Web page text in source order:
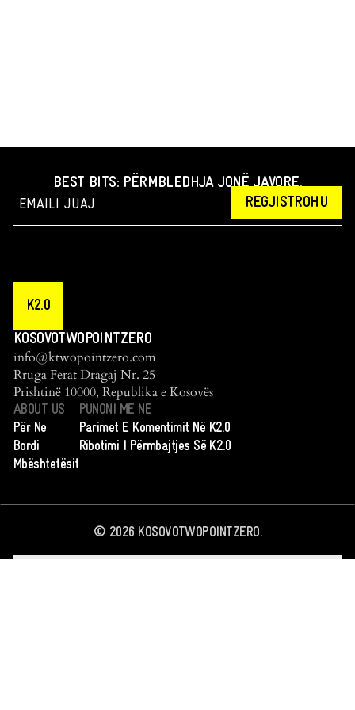
BEST BITS: PËRMBLEDHJA JONË JAVORE.
REGJISTROHU
K2.0
KOSOVOTWOPOINTZERO
info@ktwopointzero.com
Rruga Ferat Dragaj Nr. 25
Prishtinë 10000, Republika e Kosovës
ABOUT US
Për Ne
Bordi
Mbështetësit
PUNONI ME NE
Parimet E Komentimit Në K2.0
Ribotimi I Përmbajtjes Së K2.0
© 2026KOSOVOTWOPOINTZERO.